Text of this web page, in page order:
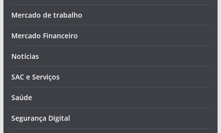
Mercado de trabalho
Mercado Financeiro
Notícias
SAC e Serviços
Saúde
Segurança Digital